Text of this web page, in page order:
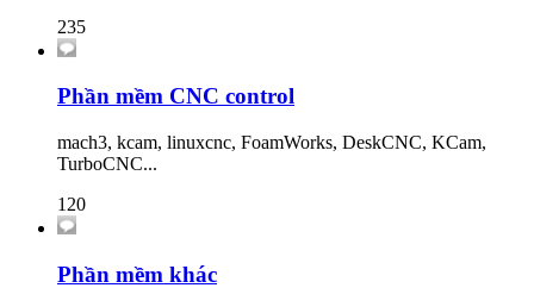
235
Phần mềm CNC control
mach3, kcam, linuxcnc, FoamWorks, DeskCNC, KCam,
TurboCNC...
120
Phần mềm khác